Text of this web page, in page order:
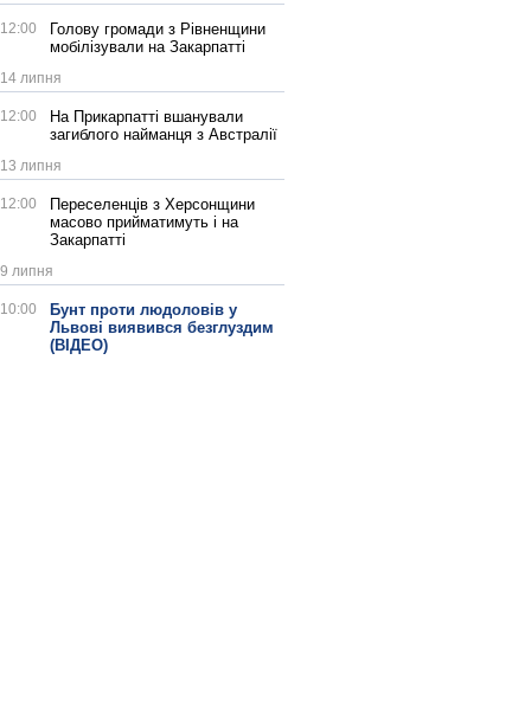
12:00
Голову громади з Рівненщини
мобілізували на Закарпатті
14 липня
12:00
На Прикарпатті вшанували
загиблого найманця з Австралії
13 липня
12:00
Переселенців з Херсонщини
масово прийматимуть і на
Закарпатті
9 липня
10:00
Бунт проти людоловів у
Львові виявився безглуздим
(ВІДЕО)